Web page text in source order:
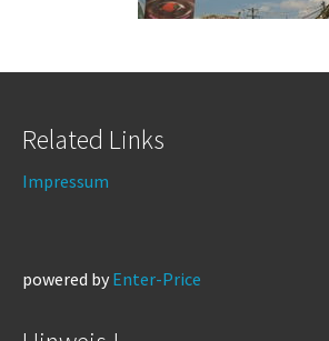
Related Links
Impressum
powered by Enter-Price